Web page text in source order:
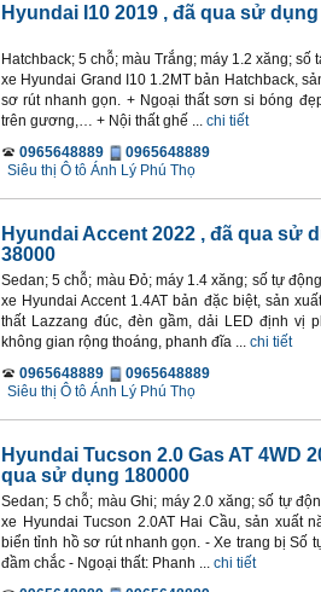
Hyundai I10 2019 , đã qua sử dụng
Hatchback; 5 chỗ; màu Trắng; máy 1.2 xăng;
xe Hyundai Grand I10 1.2MT bản Hatchback,
sơ rút nhanh gọn. + Ngoại thất sơn si bóng
trên gương,… + Nội thất ghế ... chi tiết
0965648889
0965648889
Siêu thị Ô tô Ánh Lý Phú Thọ
Hyundai Accent 2022 , đã qua sử
38000
Sedan; 5 chỗ; màu Đỏ; máy 1.4 xăng; số tự
xe Hyundai Accent 1.4AT bản đặc biệt, sản
thất Lazzang đúc, đèn gầm, dải LED định vị
không gian rộng thoáng, phanh đĩa ... chi tiết
0965648889
0965648889
Siêu thị Ô tô Ánh Lý Phú Thọ
Hyundai Tucson 2.0 Gas AT 4WD
qua sử dụng 180000
Sedan; 5 chỗ; màu Ghi; máy 2.0 xăng; số tự
xe Hyundai Tucson 2.0AT Hai Cầu, sản xuất
biển tỉnh hồ sơ rút nhanh gọn. - Xe trang bị Số
đầm chắc - Ngoại thất: Phanh ... chi tiết